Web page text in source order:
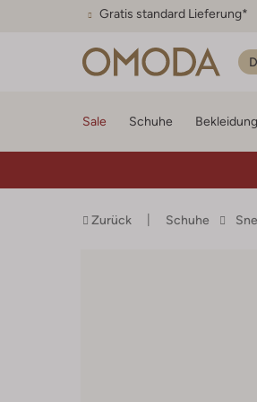
Gratis standard Lieferung*
Sale Schuhe Bekleidung
Zurück Schuhe